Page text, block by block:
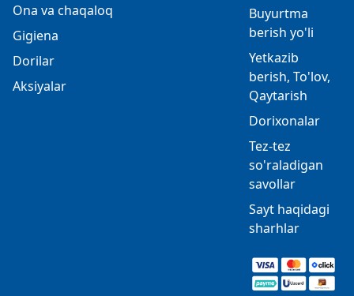
Ona va chaqaloq
Gigiena
Dorilar
Aksiyalar
Buyurtma
berish yo'li
Yetkazib
berish, To'lov,
Qaytarish
Dorixonalar
Tez-tez
so'raladigan
savollar
Sayt haqidagi
sharhlar